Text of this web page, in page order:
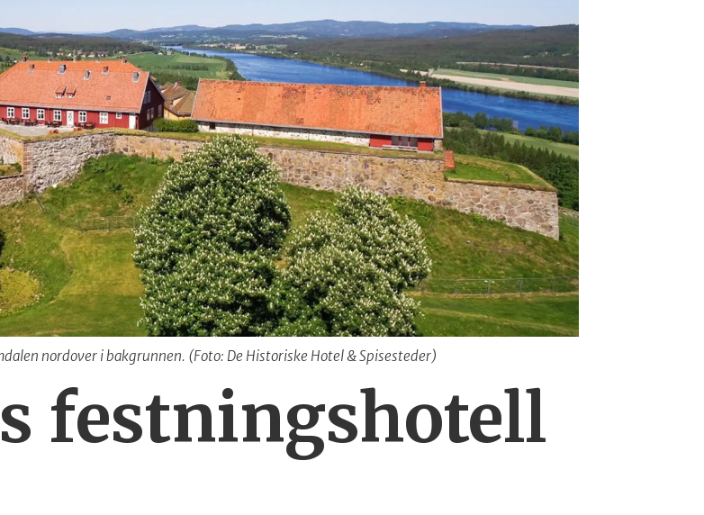
nordover i bakgrunnen. (Foto: De Historiske Hotel & Spisesteder)
festningshotell